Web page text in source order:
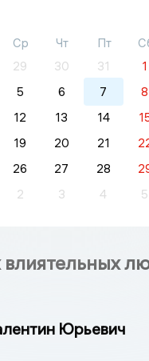
Ср Чт Пт
29 30 31 1
5 6 7 8
12 13 14
19 20 21
26 27 28
2 3 4 5
Юрьевич